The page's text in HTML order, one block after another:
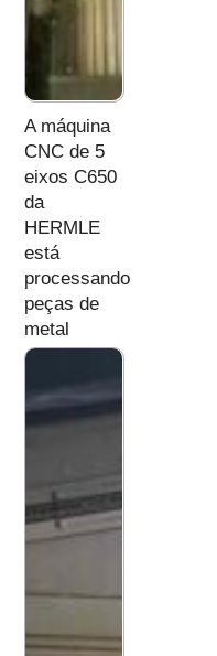
A máquina
CNC de 5
eixos C650
da
HERMLE
está
processando
peças de
metal